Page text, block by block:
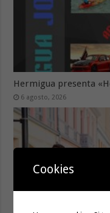
Hermigua presenta
6 agosto, 2026
Cookies